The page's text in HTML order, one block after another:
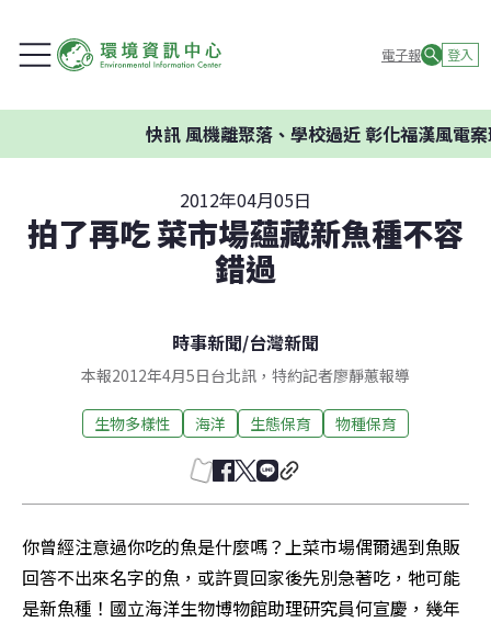
電子報 登入
快訊風機離聚落、學校過近 彰化福漢風電案環
2012年04月05日
拍了再吃 菜市場蘊藏新魚種不容
錯過
時事新聞/台灣新聞
本報2012年4月5日台北訊，特約記者廖靜蕙報導
生物多樣性 海洋 生態保育 物種保育
你曾經注意過你吃的魚是什麼嗎？上菜市場偶爾遇到魚販
回答不出來名字的魚，或許買回家後先別急著吃，牠可能
是新魚種！國立海洋生物博物館助理研究員何宣慶，幾年